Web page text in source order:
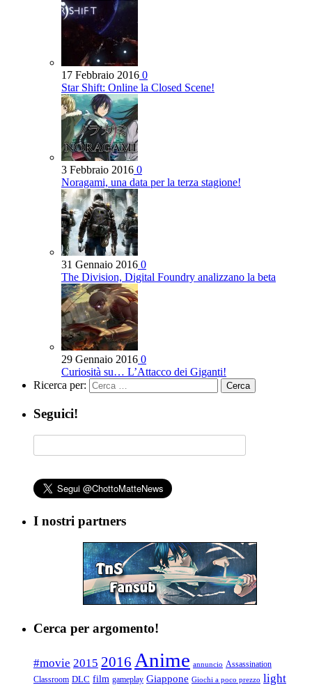
17 Febbraio 2016 0
Star Shift: Online la Closed Scene!
3 Febbraio 2016 0
Noragami, una data per la terza stagione!
31 Gennaio 2016 0
The Division, Digital Foundry analizzano la beta
29 Gennaio 2016 0
Curiosità su… L’Attacco dei Giganti!
Ricerca per:
Seguici!
I nostri partners
Cerca per argomento!
#movie 2015 2016 Anime annuncio Assassination
Classroom DLC film gameplay Giappone Giochi a poco prezzo light